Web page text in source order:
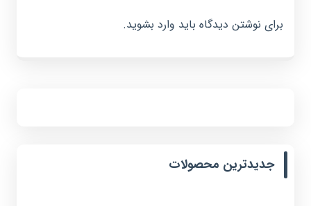
برای نوشتن دیدگاه باید وارد بشوید.
جدیدترین محصولات